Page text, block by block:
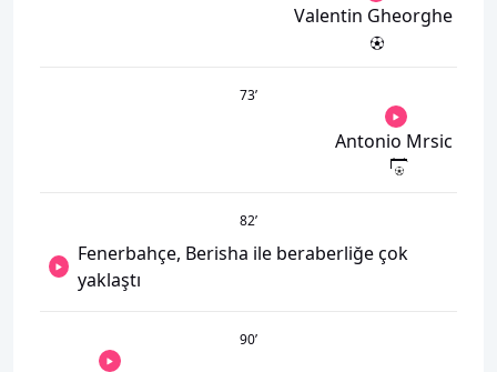
Valentin Gheorghe
73’
Antonio Mrsic
82’
Fenerbahçe, Berisha ile beraberliğe çok
yaklaştı
90’